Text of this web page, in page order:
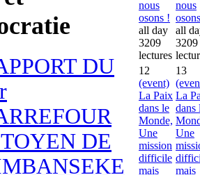
DU
DE
nous
osons !
all day
3209
lectures
nous
all
3209
12
(event)
La Paix
dans le
Monde,
Une
mission
difficile
mais
13
La
dans
Une
mais